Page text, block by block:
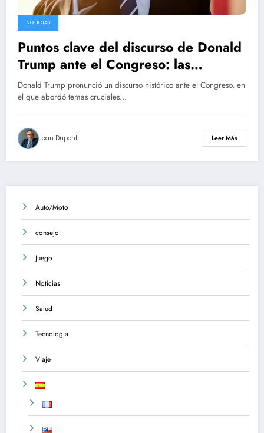
NOTICIAS
Puntos clave del discurso de Donald
Trump ante el Congreso: las
aduanas, el conflicto de Ucrania y
Elon Musk
Donald Trump pronunció un discurso histórico ante el Congreso, en
el que abordó temas cruciales…
Jean Dupont Leer Más
Auto/Moto
consejo
Juego
Noticias
Salud
Tecnologia
Viaje